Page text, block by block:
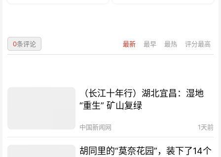
最新 最早 最热 评分最高
0条评论
（长江十年行）湖北宜昌：湿地
“重生” 矿山复绿
中国新闻网 1天前
胡同里的“莫奈花园”，装下了14个